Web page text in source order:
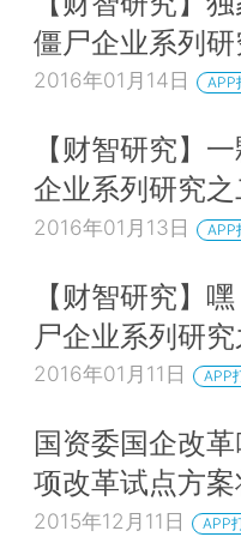
僵尸企业系列
2016年01月14日 APP
【财智研究】
企业系列研究之
2016年01月13日 APP
【财智研究】
尸企业系列研
2016年01月11日 APP
国资委国企改
项改革试点方
2015年12月11日 APP